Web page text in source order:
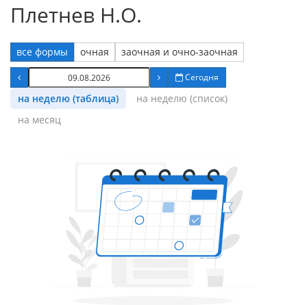
Плетнев Н.О.
все формы очная заочная и очно-заочная
Сегодня
на неделю (таблица)
на неделю (список)
на месяц